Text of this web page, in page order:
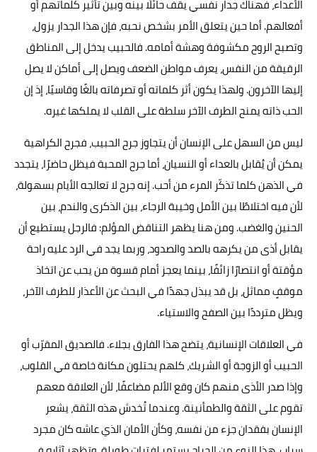
الأعداء، فهناك جدار نفسي يقف حائلًا بينه وبين تأثير كلماتهم أو
أفعالهم. أما حين يتعلق الأمر بشخص نحبه، فإن هذا الجدار يزول،
وتصبح الروح مكشوفة وهشة أمامه. فالحبيب يدخل إلى المناطق
الرقيقة من النفس، يعرف مواطن الضعف ويصل إلى أماكن لا يصل
إليها الآخرون. ولهذا يكون أثر كلماته أو تصرفاته بالغًا وقاسيًا، إذ إن
الحب ذاته يمنح الطرف الآخر سلطة على القلب لا يملكها غيره.
ليس من السهل على الإنسان أن يتجاوز جرح الحبيب، فجرح الكراهية
يمكن أن يُقابل بالعداء أو النسيان، أما جرح المحبة فيظل حاضرًا، يتجدد
في الذهن كلما تذكّر المرء من أحب. إنه جرح لا تعالجه الأيام بسهولة،
لأن فيه اختلاطًا بين الأمل وخيبة الرجاء، بين الذكرى والندم، بين
الحنين والغضب. ومن هنا يظهر التناقض المؤلم: فالرجل يستطيع أن
يقابل أذى من يكرهه بالصد والصدود، وربما يجد في الرد عليه راحة
مؤقتة أو انتصارًا زائفًا، بينما يعجز أمام قسوة من يحب عن اتخاذ
موقفٍ مماثل، بل قد يبذل جهدًا في البحث عن الأعذار للطرف الآخر،
ويظل مترددًا بين الصفح والاستياء.
في العلاقات الإنسانية، يتضح هذا الفارق بجلاء. فالصديق المقرّب أو
الحبيب أو الزوجة أو الشريك، كلهم يحتلون مكانة خاصة في القلوب،
وإذا صدر الأذى منهم كان وقع الألم مضاعفًا، لأن العلاقة معهم
تقوم على الثقة والطمأنينة. وعندما تُخدش هذه الثقة، يشعر
الإنسان بفقدان جزء من نفسه، وكأن الأمان الذي عاشه كان مجرد